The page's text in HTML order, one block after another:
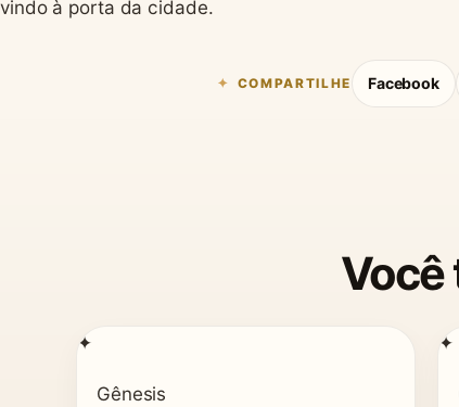
vindo à porta da cidade.
COMPARTILHE Facebook
Você
✦
Gênesis
✦